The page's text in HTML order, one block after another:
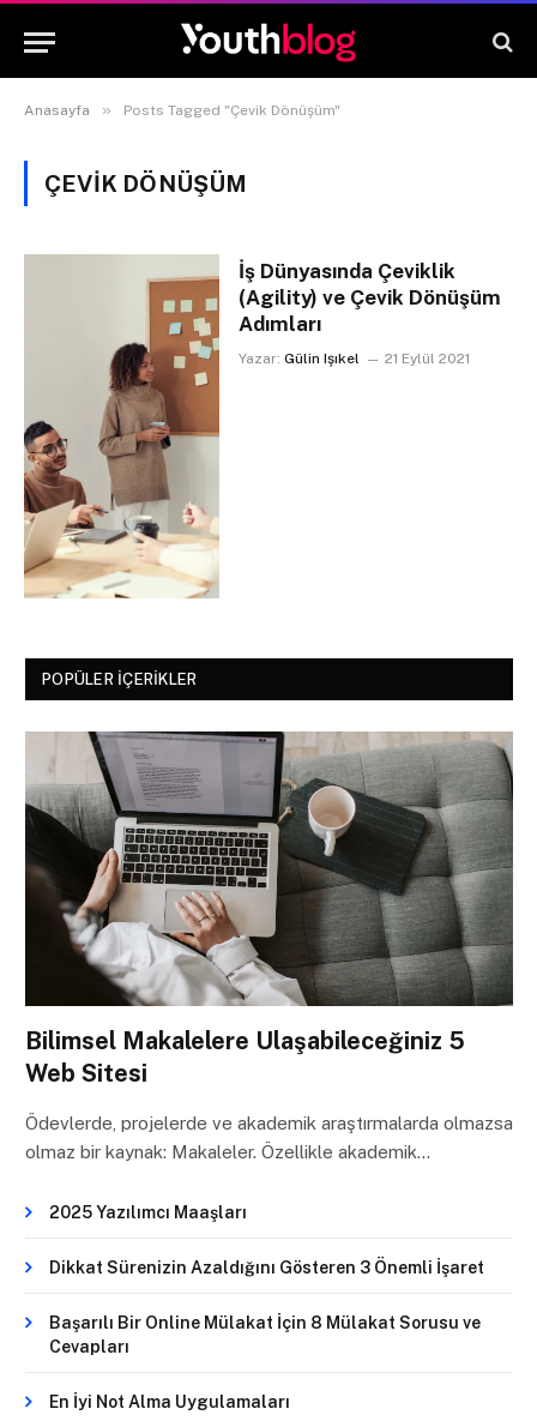
Anasayfa » Posts Tagged "Çevik Dönüşüm"
ÇEVIK DÖNÜŞÜM
İş Dünyasında Çeviklik
(Agility) ve Çevik Dönüşüm
Adımları
Yazar: Gülin Işıkel 21 Eylül 2021
POPÜLER İÇERIKLER
Bilimsel Makalelere Ulaşabileceğiniz 5
Web Sitesi
Ödevlerde, projelerde ve akademik araştırmalarda olmazsa
olmaz bir kaynak: Makaleler. Özellikle akademik…
2025 Yazılımcı Maaşları
Dikkat Sürenizin Azaldığını Gösteren 3 Önemli İşaret
Başarılı Bir Online Mülakat İçin 8 Mülakat Sorusu ve
Cevapları
En İyi Not Alma Uygulamaları